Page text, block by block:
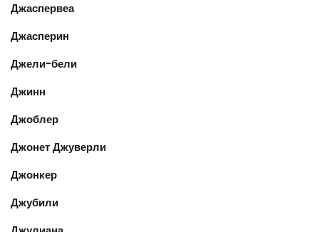
Джаспервеа
Джасперин
Джели-бели
Джинн
Джоблер
Джонет Джуверли
Джонкер
Джубили